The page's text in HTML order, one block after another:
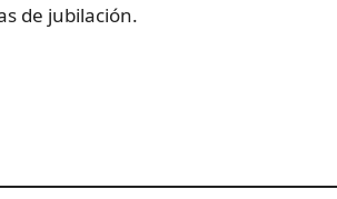
de jubilación.